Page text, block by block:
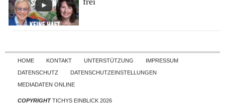
Skip to content
HOME KONTAKT UNTERSTÜTZUNG
IMPRESSUM
DATENSCHUTZ
DATENSCHUTZEINSTELLUNGEN
MEDIADATEN ONLINE
COPYRIGHTTICHYS EINBLICK 2026